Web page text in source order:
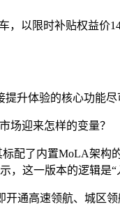
以限时补贴权益价
升体验的核心功能
配了内置MoLA架
这一版本的逻辑是
开通高速领航、城